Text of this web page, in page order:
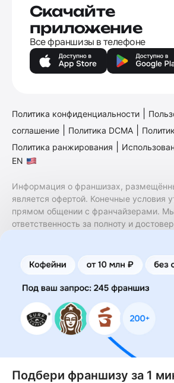
Скачайте
приложение
Все франшизы в телефоне
Политика конфиденциальности
соглашение
Политика DCMA
Политика ранжирования
EN
Информация о франшизах,
является офертой. Конечные условия
прямом общении с франчайзерами.
ответственность за полноту и
финансовые услуги. Заключение
коммерческой концессии
правообладателями/их
не является посредником или
правообладателя и не несет
предоставления франшизы и действия
осуществленные на основании
на сайте или полученной через него.
предоставленной информации несет
правообладатель.
Подбери франшизу за 1